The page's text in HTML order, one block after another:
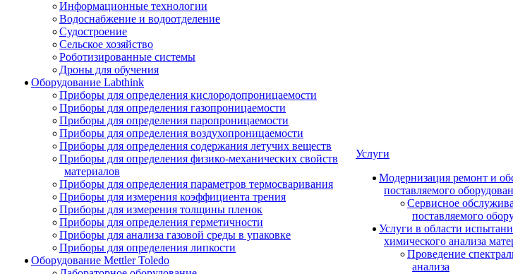
Информационные технологии
Водоснабжение и водоотделение
Судостроение
Сельское хозяйство
Роботизированные системы
Дроны для обучения
Оборудование Labthink
Приборы для определения кислородопроницаемости
Приборы для определения газопроницаемости
Приборы для определения паропроницаемости
Приборы для определения воздухопроницаемости
Приборы для определения содержания летучих веществ
Приборы для определения физико-механических свойств
материалов
Приборы для определения параметров термосваривания
Приборы для измерения коэффициента трения
Приборы для измерения толщины пленок
Приборы для определения герметичности
Приборы для анализа газовой среды в упаковке
Приборы для определения липкости
Оборудование Mettler Toledo
Услуги
Модернизация ремонт и
поставляемого
Сервисное
поставляемого
Услуги в области
химического анализа
Проведение
анализа